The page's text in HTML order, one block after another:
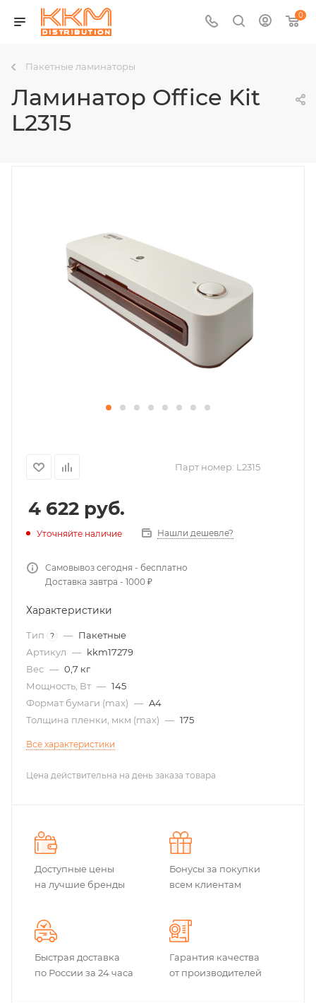
0
Пакетные ламинаторы
Ламинатор Office Kit
L2315
Парт номер: L2315
4 622 руб.
Уточняйте наличие Нашли дешевле?
Самовывоз сегодня - бесплатно
Доставка завтра - 1000 ₽
Характеристики
Тип ? — Пакетные
Артикул — kkm17279
Вес — 0,7 кг
Мощность, Вт — 145
Формат бумаги (max) — A4
Толщина пленки, мкм (max) — 175
Все характеристики
Цена действительна на день заказа товара
Доступные цены
на лучшие бренды
Бонусы за покупки
всем клиентам
Быстрая доставка
по России за 24 часа
Гарантия качества
от производителей